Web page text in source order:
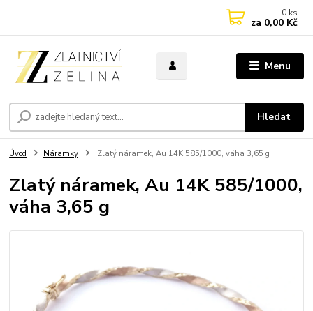
Menu
Hledat
0 ks
za 0,00 Kč
Úvod Náramky Zlatý náramek, Au 14K 585/1000, váha 3,65 g
Zlatý náramek, Au 14K 585/1000,
váha 3,65 g